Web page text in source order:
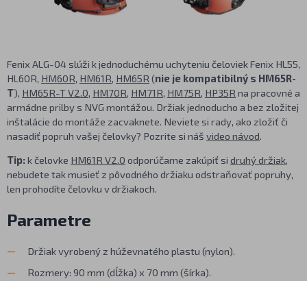
Fenix ALG-04 slúži k jednoduchému uchyteniu čeloviek Fenix HL55,
HL60R, HM60R, HM61R, HM65R (nie je kompatibilný s HM65R-
T), HM65R-T V2.0, HM70R, HM71R, HM75R, HP35R na pracovné a
armádne prilby s NVG montážou. Držiak jednoducho a bez zložitej
inštalácie do montáže zacvaknete. Neviete si rady, ako zložiť či
nasadiť popruh vašej čelovky? Pozrite si náš video návod.
Tip:k čelovke HM61R V2.0 odporúčame zakúpiť si druhý držiak,
nebudete tak musieť z pôvodného držiaku odstraňovať popruhy,
len prohodíte čelovku v držiakoch.
Parametre
Držiak vyrobený z húževnatého plastu (nylon).
Rozmery: 90 mm (dĺžka) x 70 mm (šírka).